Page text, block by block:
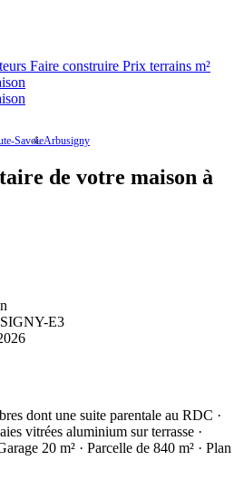
Faire construire Prix terrains m²
SavoieArbusigny
de votre maison à
E3
dont une suite parentale au RDC ·
vitrées aluminium sur terrasse ·
20 m² · Parcelle de 840 m² · Plan